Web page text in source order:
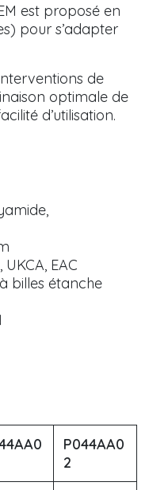
est proposé en
pour s’adapter
de
optimale de
d’utilisation.
UKCA, EAC
billes étanche
P044AA0
2